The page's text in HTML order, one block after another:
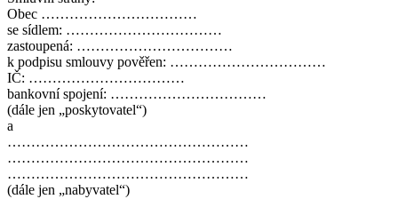
Obec ……………………………
se sídlem: ……………………………
zastoupená: ……………………………
k podpisu smlouvy pověřen: ……………………………
IČ: ……………………………
bankovní spojení: ……………………………
(dále jen „poskytovatel“)
a
……………………………………………
……………………………………………
……………………………………………
(dále jen „nabyvatel“)